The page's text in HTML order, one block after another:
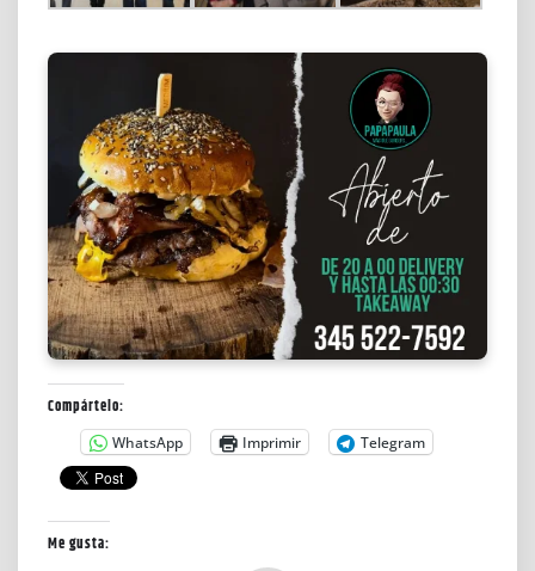
Compártelo:
WhatsApp Imprimir Telegram
Me gusta: